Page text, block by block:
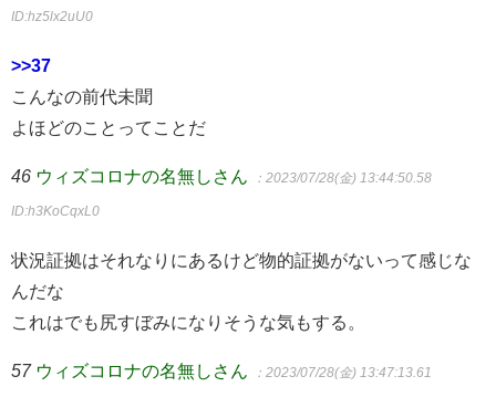
ID:hz5lx2uU0
>>37
こんなの前代未聞
よほどのことってことだ
46 ウィズコロナの名無しさん ：2023/07/28(金) 13:44:50.58
ID:h3KoCqxL0
状況証拠はそれなりにあるけど物的証拠がないって感じな
んだな
これはでも尻すぼみになりそうな気もする。
57 ウィズコロナの名無しさん ：2023/07/28(金) 13:47:13.61